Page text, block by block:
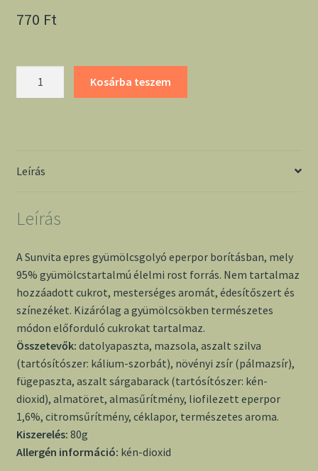
770 Ft
Kosárba teszem
Leírás
Leírás
A Sunvita epres gyümölcsgolyó eperpor borításban, mely
95% gyümölcstartalmú élelmi rost forrás. Nem tartalmaz
hozzáadott cukrot, mesterséges aromát, édesítőszert és
színezéket. Kizárólag a gyümölcsökben természetes
módon előforduló cukrokat tartalmaz.
Összetevők: datolyapaszta, mazsola, aszalt szilva
(tartósítószer: kálium-szorbát), növényi zsír (pálmazsír),
fügepaszta, aszalt sárgabarack (tartósítószer: kén-
dioxid), almatöret, almasűrítmény, liofilezett eperpor
1,6%, citromsűrítmény, céklapor, természetes aroma.
Kiszerelés: 80g
Allergén információ: kén-dioxid